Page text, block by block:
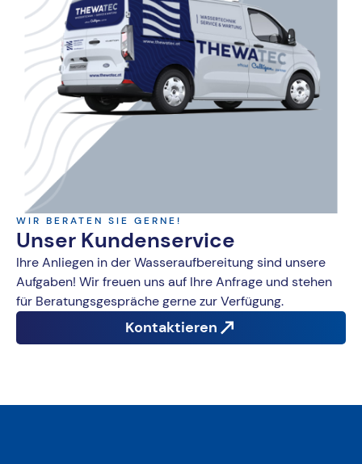
WIR BERATEN SIE GERNE!
Unser Kundenservice
Ihre Anliegen in der Wasseraufbereitung sind unsere
Aufgaben! Wir freuen uns auf Ihre Anfrage und stehen
für Beratungsgespräche gerne zur Verfügung.
Kontaktieren